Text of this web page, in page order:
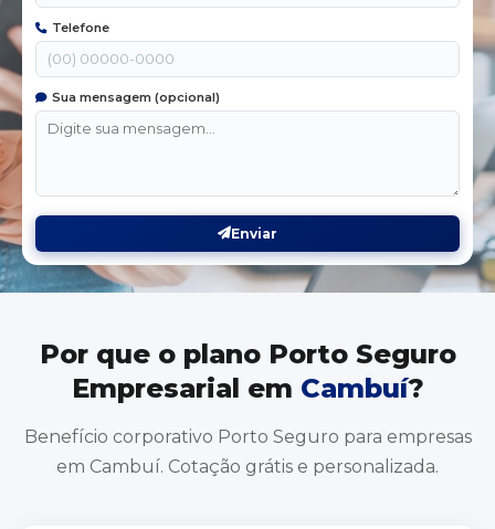
Telefone
Sua mensagem (opcional)
Enviar
Por que o plano Porto Seguro
Empresarial em Cambuí?
Benefício corporativo Porto Seguro para empresas
em Cambuí. Cotação grátis e personalizada.